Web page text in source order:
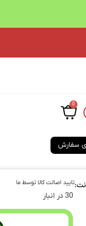
0
سفارش
تایید اصالت کالا توسط ما
30 در انبار